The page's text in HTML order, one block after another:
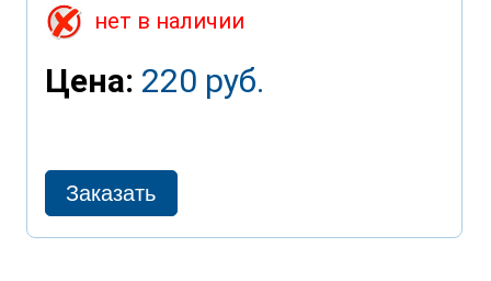
нет в наличии
Цена: 220 руб.